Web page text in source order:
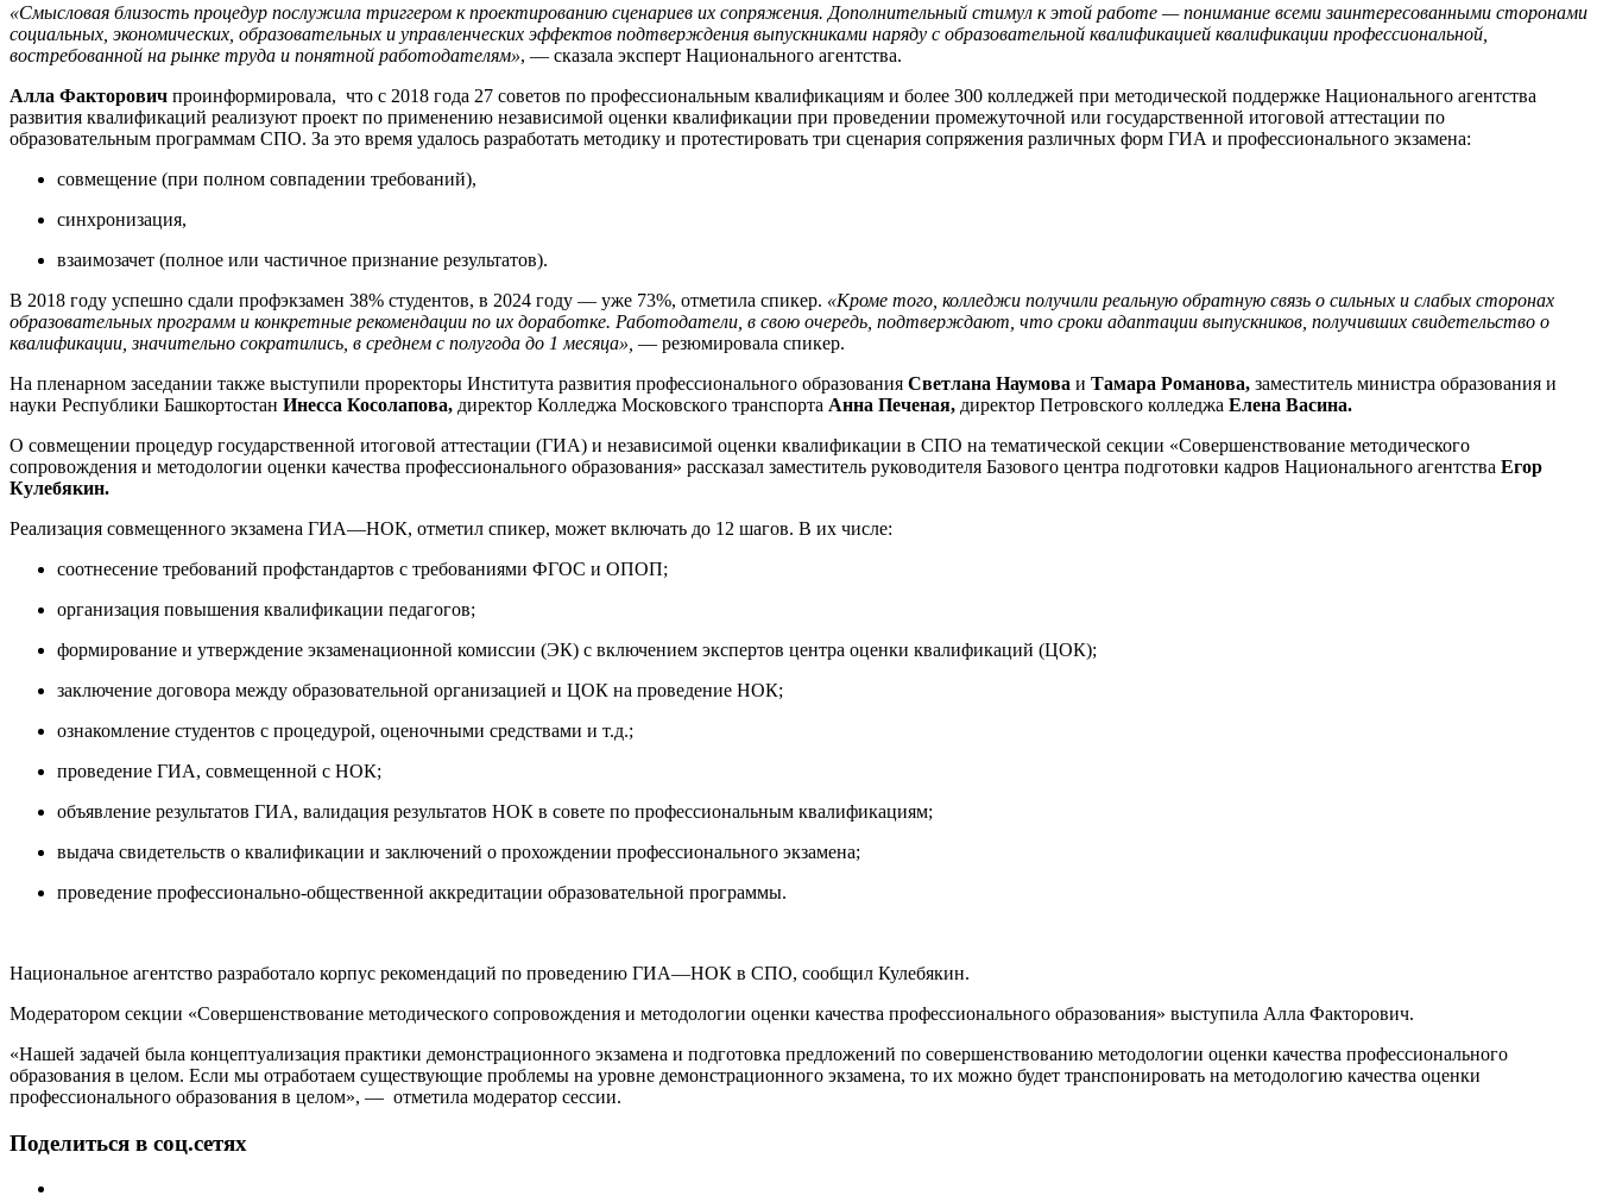
«Смысловая близость процедур послужила триггером к проектированию сценариев их сопряжения. Дополнительный стимул к этой работе — понимание всеми заинтересованными сторонами
социальных, экономических, образовательных и управленческих эффектов подтверждения выпускниками наряду с образовательной квалификацией квалификации профессиональной,
востребованной на рынке труда и понятной работодателям», — сказала эксперт Национального агентства.
Алла Факторович проинформировала, что с 2018 года 27 советов по профессиональным квалификациям и более 300 колледжей при методической поддержке Национального агентства
развития квалификаций реализуют проект по применению независимой оценки квалификации при проведении промежуточной или государственной итоговой аттестации по
образовательным программам СПО. За это время удалось разработать методику и протестировать три сценария сопряжения различных форм ГИА и профессионального экзамена:
совмещение (при полном совпадении требований),
синхронизация,
взаимозачет (полное или частичное признание результатов).
В 2018 году успешно сдали профэкзамен 38% студентов, в 2024 году — уже 73%, отметила спикер. «Кроме того, колледжи получили реальную обратную связь о сильных и слабых сторонах
образовательных программ и конкретные рекомендации по их доработке. Работодатели, в свою очередь, подтверждают, что сроки адаптации выпускников, получивших свидетельство о
квалификации, значительно сократились, в среднем с полугода до 1 месяца», — резюмировала спикер.
На пленарном заседании также выступили проректоры Института развития профессионального образования Светлана Наумова и Тамара Романова, заместитель министра образования и
науки Республики Башкортостан Инесса Косолапова, директор Колледжа Московского транспорта Анна Печеная, директор Петровского колледжа Елена Васина.
О совмещении процедур государственной итоговой аттестации (ГИА) и независимой оценки квалификации в СПО на тематической секции «Совершенствование методического
сопровождения и методологии оценки качества профессионального образования» рассказал заместитель руководителя Базового центра подготовки кадров Национального агентства Егор
Кулебякин.
Реализация совмещенного экзамена ГИА—НОК, отметил спикер, может включать до 12 шагов. В их числе:
соотнесение требований профстандартов с требованиями ФГОС и ОПОП;
организация повышения квалификации педагогов;
формирование и утверждение экзаменационной комиссии (ЭК) с включением экспертов центра оценки квалификаций (ЦОК);
заключение договора между образовательной организацией и ЦОК на проведение НОК;
ознакомление студентов с процедурой, оценочными средствами и т.д.;
проведение ГИА, совмещенной с НОК;
объявление результатов ГИА, валидация результатов НОК в совете по профессиональным квалификациям;
выдача свидетельств о квалификации и заключений о прохождении профессионального экзамена;
проведение профессионально-общественной аккредитации образовательной программы.
Национальное агентство разработало корпус рекомендаций по проведению ГИА—НОК в СПО, сообщил Кулебякин.
Модератором секции «Совершенствование методического сопровождения и методологии оценки качества профессионального образования» выступила Алла Факторович.
«Нашей задачей была концептуализация практики демонстрационного экзамена и подготовка предложений по совершенствованию методологии оценки качества профессионального
образования в целом. Если мы отработаем существующие проблемы на уровне демонстрационного экзамена, то их можно будет транспонировать на методологию качества оценки
профессионального образования в целом», ― отметила модератор сессии.
Поделиться в соц.сетях